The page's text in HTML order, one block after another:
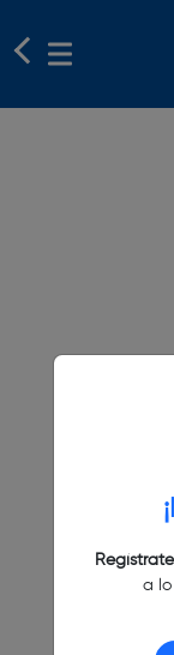
a lo